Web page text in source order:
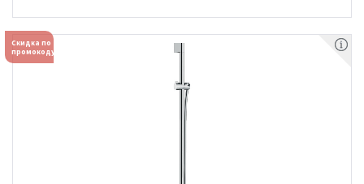
Скидка по
промокоду